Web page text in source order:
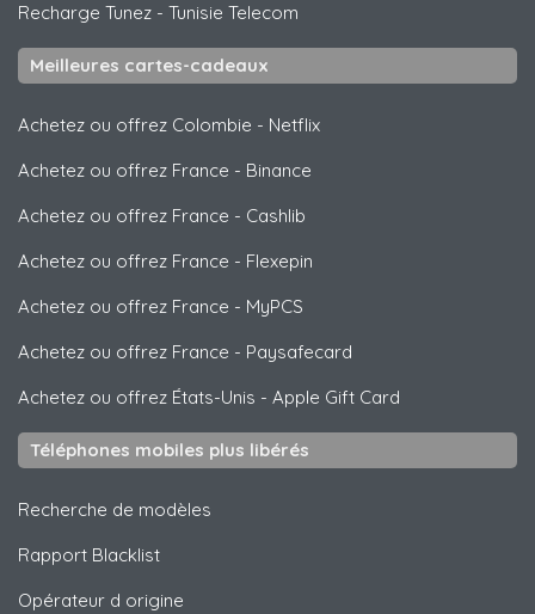
Recharge Tunez - Tunisie Telecom
Meilleures cartes-cadeaux
Achetez ou offrez Colombie - Netflix
Achetez ou offrez France - Binance
Achetez ou offrez France - Cashlib
Achetez ou offrez France - Flexepin
Achetez ou offrez France - MyPCS
Achetez ou offrez France - Paysafecard
Achetez ou offrez États-Unis - Apple Gift Card
Téléphones mobiles plus libérés
Recherche de modèles
Rapport Blacklist
Opérateur d origine